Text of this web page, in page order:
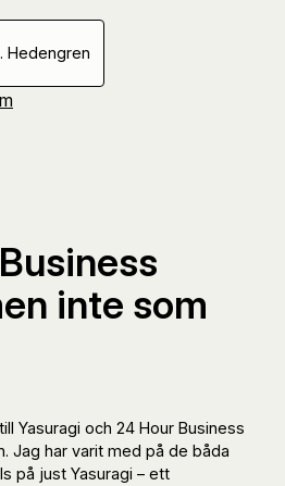
Hedengren
inte som
Yasuragi och 24 Hour Business
Jag har varit med på de båda
på just Yasuragi – ett